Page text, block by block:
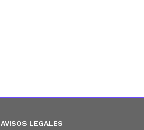
AVISOS LEGALES